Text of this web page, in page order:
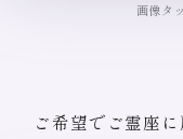
画像タ
ご希望でご霊座